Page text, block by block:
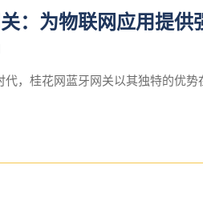
：为物联网应用提供
代，桂花网蓝牙网关以其独特的优